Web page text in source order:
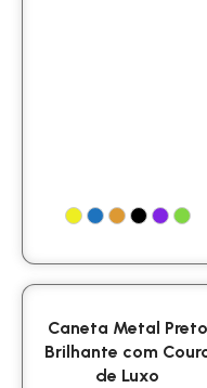
Caneta Metal Preto
Brilhante com
de Luxo